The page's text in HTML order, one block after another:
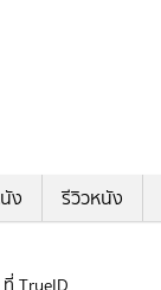
ง รีวิวหนัง